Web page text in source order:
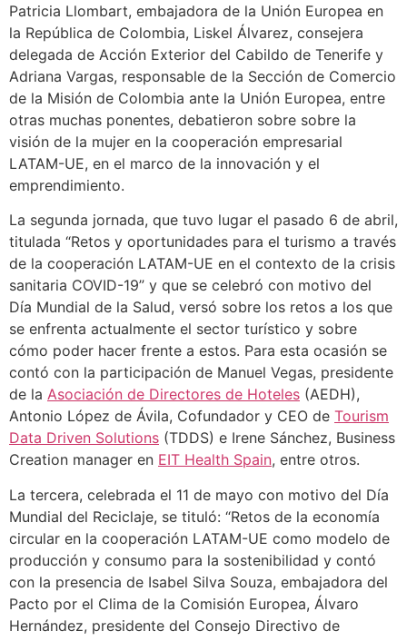
Patricia Llombart, embajadora de la Unión Europea en
la República de Colombia, Liskel Álvarez, consejera
delegada de Acción Exterior del Cabildo de Tenerife y
Adriana Vargas, responsable de la Sección de Comercio
de la Misión de Colombia ante la Unión Europea, entre
otras muchas ponentes, debatieron sobre sobre la
visión de la mujer en la cooperación empresarial
LATAM-UE, en el marco de la innovación y el
emprendimiento.
La segunda jornada, que tuvo lugar el pasado 6 de abril,
titulada “Retos y oportunidades para el turismo a través
de la cooperación LATAM-UE en el contexto de la crisis
sanitaria COVID-19” y que se celebró con motivo del
Día Mundial de la Salud, versó sobre los retos a los que
se enfrenta actualmente el sector turístico y sobre
cómo poder hacer frente a estos. Para esta ocasión se
contó con la participación de Manuel Vegas, presidente
de la Asociación de Directores de Hoteles (AEDH),
Antonio López de Ávila, Cofundador y CEO de Tourism
Data Driven Solutions (TDDS) e Irene Sánchez, Business
Creation manager en EIT Health Spain, entre otros.
La tercera, celebrada el 11 de mayo con motivo del Día
Mundial del Reciclaje, se tituló: “Retos de la economía
circular en la cooperación LATAM-UE como modelo de
producción y consumo para la sostenibilidad y contó
con la presencia de Isabel Silva Souza, embajadora del
Pacto por el Clima de la Comisión Europea, Álvaro
Hernández, presidente del Consejo Directivo de